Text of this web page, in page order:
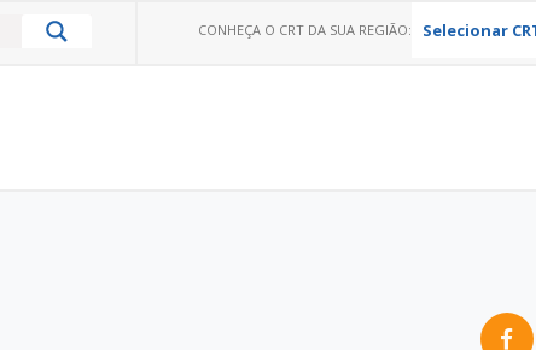
CONHEÇA O CRT DA SUA REGIÃO: Selecionar